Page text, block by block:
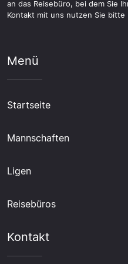
an das Reisebüro, bei dem Sie
Kontakt mit uns nutzen Sie bitte
Menü
Startseite
Mannschaften
Ligen
Reisebüros
Kontakt